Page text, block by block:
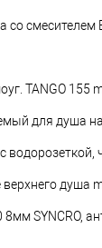
со
TANGO
для душа
верхнего
8мм SYNCRO,